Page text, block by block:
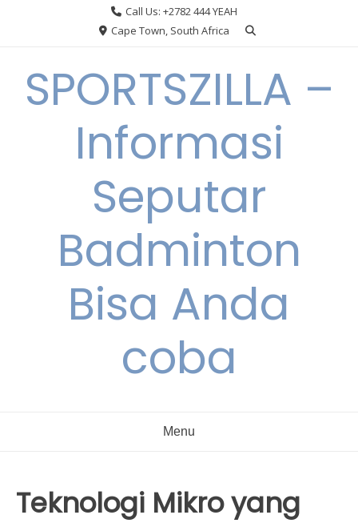
Call Us: +2782 444 YEAH
Cape Town, South Africa
SPORTSZILLA –
Informasi
Seputar
Badminton
Bisa Anda
coba
Menu
Teknologi Mikro yang